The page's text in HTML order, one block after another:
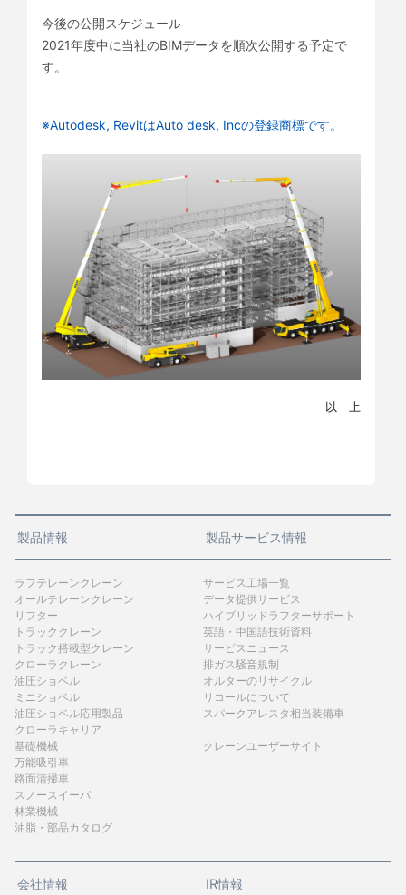
今後の公開スケジュール
2021年度中に当社のBIMデータを順次公開する予定で
す。
※Autodesk, RevitはAuto desk, Incの登録商標です。
以 上
製品情報
ラフテレーンクレーン
オールテレーンクレーン
リフター
トラッククレーン
トラック搭載型クレーン
クローラクレーン
油圧ショベル
ミニショベル
油圧ショベル応用製品
クローラキャリア
基礎機械
万能吸引車
路面清掃車
スノースイーパ
林業機械
油脂・部品カタログ
製品サービス情報
サービス工場一覧
データ提供サービス
ハイブリッドラフターサポート
英語・中国語技術資料
サービスニュース
排ガス騒音規制
オルターのリサイクル
リコールについて
スパークアレスタ相当装備車
クレーンユーザーサイト
会社情報 IR情報